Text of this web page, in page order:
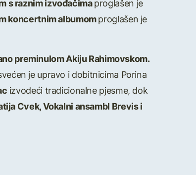
s raznim izvođačimaproglašen je
koncertnim albumomproglašen je
preminulom Akiju Rahimovskom.
je upravo i dobitnicima Porina
izvodeći tradicionalne pjesme, dok
Cvek, Vokalni ansambl Brevis i